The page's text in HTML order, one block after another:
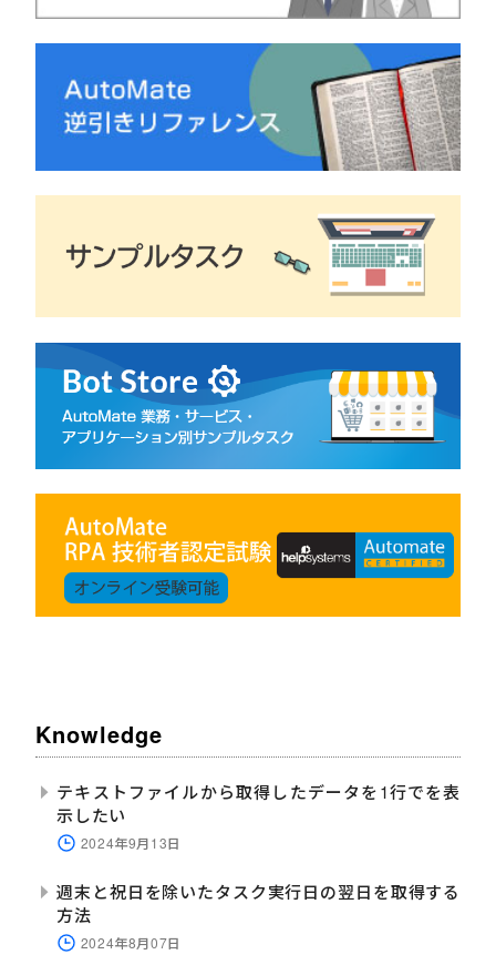
Knowledge
テキストファイルから取得したデータを1行でを表
示したい
2024年9月13日
週末と祝日を除いたタスク実行日の翌日を取得する
方法
2024年8月07日